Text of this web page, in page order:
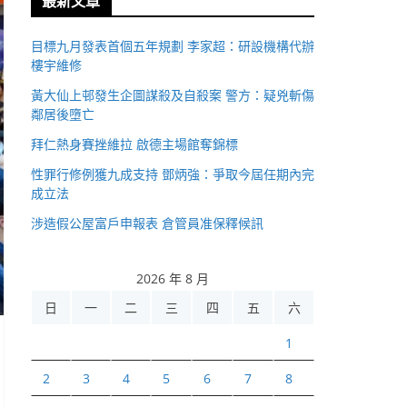
目標九月發表首個五年規劃 李家超：研設機構代辦
樓宇維修
黃大仙上邨發生企圖謀殺及自殺案 警方：疑兇斬傷
鄰居後墮亡
拜仁熱身賽挫維拉 啟德主場館奪錦標
性罪行修例獲九成支持 鄧炳強：爭取今屆任期內完
成立法
涉造假公屋富戶申報表 倉管員准保釋候訊
2026 年 8 月
日
一 二 三 四 五 六
1
2 3 4 5 6 7 8